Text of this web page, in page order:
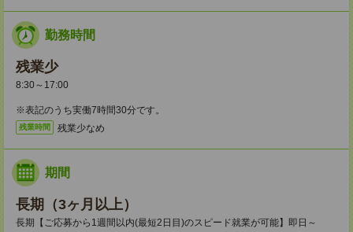
勤務時間
残業少
8:30～17:00
※表記のうち実働7時間30分です。
残業時間 残業少なめ
期間
長期（3ヶ月以上）
長期【ご応募から1週間以内(最短2日目)のスピード就業が可能】即日～